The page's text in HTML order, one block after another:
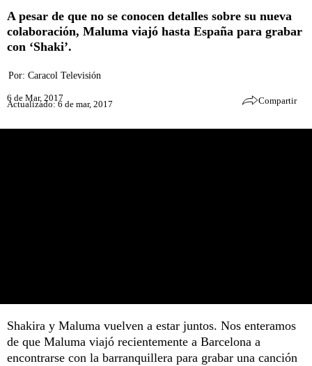
A pesar de que no se conocen detalles sobre su nueva
colaboración, Maluma viajó hasta España para grabar
con ‘Shaki’.
Por: Caracol Televisión
6 de Mar, 2017
Actualizado: 6 de mar, 2017 Compartir
Shakira y Maluma vuelven a estar juntos. Nos enteramos
de que Maluma viajó recientemente a Barcelona a
encontrarse con la barranquillera para grabar una canción